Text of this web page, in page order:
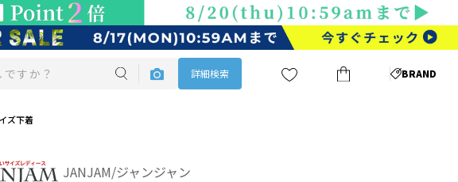
詳細検索 BRAND
ズ下着
JANJAM/ジャンジャン